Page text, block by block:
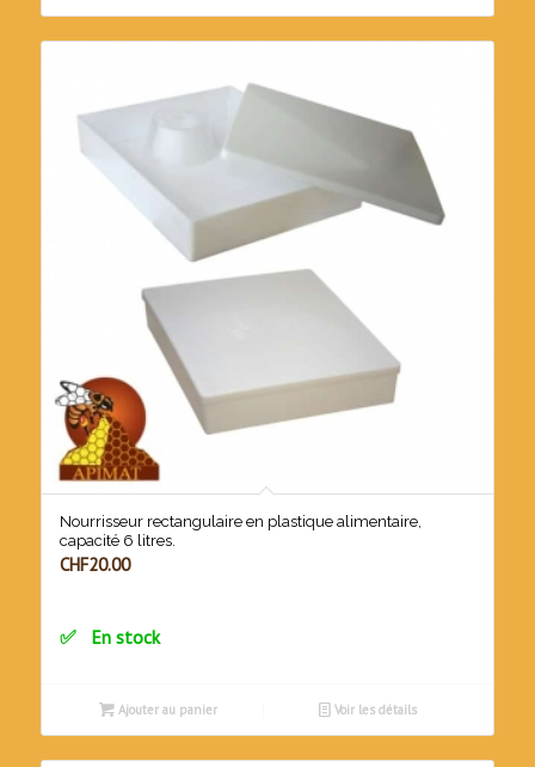
Nourrisseur rectangulaire en plastique alimentaire,
capacité 6 litres.
CHF20.00
En stock
Ajouter au panier Voir les détails